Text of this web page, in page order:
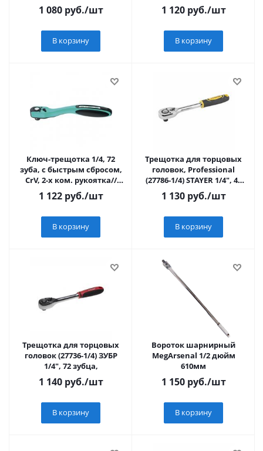
1 080руб./шт
В корзину
1 120руб./шт
В корзину
Ключ-трещотка 1/4, 72
зуба, с быстрым сбросом,
CrV, 2-х ком. рукоятка//
Stels
1 122руб./шт
В корзину
Трещотка для торцовых
головок, Professional
(27786-1/4) STAYER 1/4", 45
зубцов,
1 130руб./шт
В корзину
Трещотка для торцовых
головок (27736-1/4) ЗУБР
1/4", 72 зубца,
1 140руб./шт
В корзину
Вороток шарнирный
MegArsenal 1/2 дюйм
610мм
1 150руб./шт
В корзину